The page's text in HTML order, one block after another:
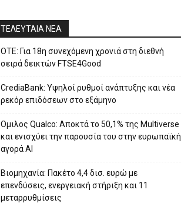
ΤΕΛΕΥΤΑΙΑ ΝΕΑ
ΟΤΕ: Για 18η συνεχόμενη χρονιά στη διεθνή
σειρά δεικτών FTSE4Good
CrediaBank: Υψηλοί ρυθμοί ανάπτυξης και νέα
ρεκόρ επιδόσεων στο εξάμηνο
Ομιλος Qualco: Αποκτά το 50,1% της Multiverse
και ενισχύει την παρουσία του στην ευρωπαϊκή
αγορά ΑΙ
Βιομηχανία: Πακέτο 4,4 δισ. ευρώ με
επενδύσεις, ενεργειακή στήριξη και 11
μεταρρυθμίσεις